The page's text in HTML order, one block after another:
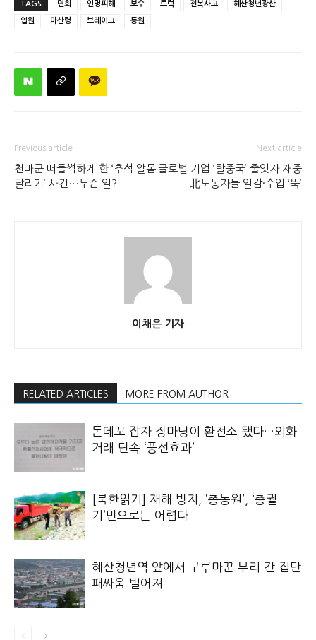
TAGS 면회 인명피해 보수 트럭 전복사고 혜산청년광산
입원 마산령 브레이크 동원
Previous article
천마군 떠들썩하게 한 ‘추석 알몸
달리기’ 사건…무슨 일?
Next article
글로벌 기업 ‘탈중국’ 줄잇자 재중
北노동자들 일감·수입 ‘뚝’
이채은 기자
RELATED ARTICLES MORE FROM AUTHOR
돈데꼬 잡자 장마당이 환전소 됐다…외화
거래 단속 ‘풍선효과’
[북한읽기] 재해 방지, ‘총동원’, ‘총궐
기’만으로는 어렵다
혜산청년역 앞에서 구루마꾼 무리 간 집단
패싸움 벌어져